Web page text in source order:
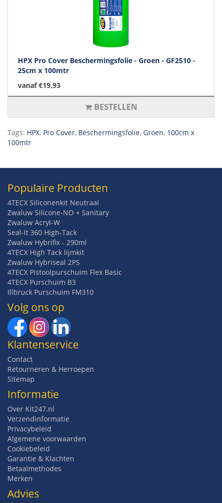
HPX Pro Cover Beschermingsfolie - Groen - GF2510 -
25cm x 100mtr
vanaf €19,93
BESTELLEN
Tags: HPX, Pro Cover, Beschermingsfolie, Groen, 100cm x
100mtr
Populaire Producten
4TECX Siliconenkit Neutraal
Zwaluw Silicone-NO + Sanitary
Zwaluw Acryl-W
Seal-It 360 High-Tack
Zwaluw Hybrifix - 290ml
4TECX High Tack lijmkit
Zwaluw Hybriseal 2PS
4TECX Pistoolpurschuim Flex Basic
4TECX Purschuim B3
Illbruck Purschuim FM310
Volg ons op
Klantenservice
Contact
Retourneren & Herroepen
Sitemap
Informatie
Over Kit247.nl
Verzendinformatie
Privacybeleid
Algemene voorwaarden
Cookiebeleid
Garantie & Klachten
Betaalmethodes
Merken
Advies